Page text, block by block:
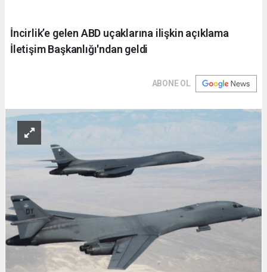
İncirlik’e gelen ABD uçaklarına ilişkin açıklama
İletişim Başkanlığı'ndan geldi
ABONE OL